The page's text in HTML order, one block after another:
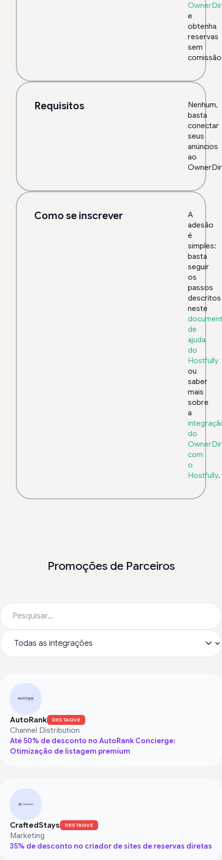
e
obtenha
reservas
sem
Requisitos
Nenhum,
basta
conectar
seus
anúncios
ao
Como se inscrever
A
adesão
é
simples:
basta
seguir
os
passos
descritos
neste
de
ajuda
do
Hostfully
ou
saber
mais
sobre
a
do
com
o
Hostfully.
Promoções de Parceiros
AutoRank DESTAQUE
Channel Distribution
Até 50% de desconto no AutoRank Concierge:
Otimização de listagem premium
CraftedStays DESTAQUE
Marketing
35% de desconto no criador de sites de reservas diretas